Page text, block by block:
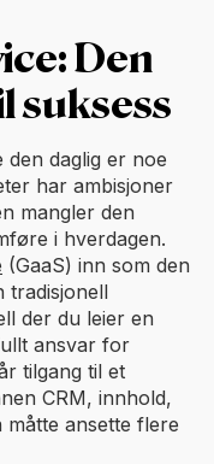
Den
suksess
den daglig er noe
har ambisjoner
mangler den
i hverdagen.
(GaaS) inn som den
tradisjonell
der du leier en
ansvar for
tilgang til et
CRM, innhold,
måtte ansette flere